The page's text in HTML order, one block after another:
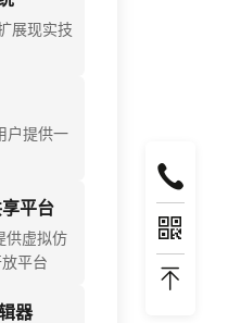
展现实技
户提供一
平台
供虚拟仿
平台
器